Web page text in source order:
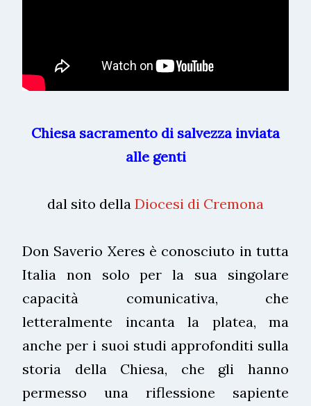
Chiesa sacramento di salvezza inviata
alle genti
dal sito della Diocesi di Cremona
Don Saverio Xeres è conosciuto in tutta
Italia non solo per la sua singolare
capacità comunicativa, che
letteralmente incanta la platea, ma
anche per i suoi studi approfonditi sulla
storia della Chiesa, che gli hanno
permesso una riflessione sapiente